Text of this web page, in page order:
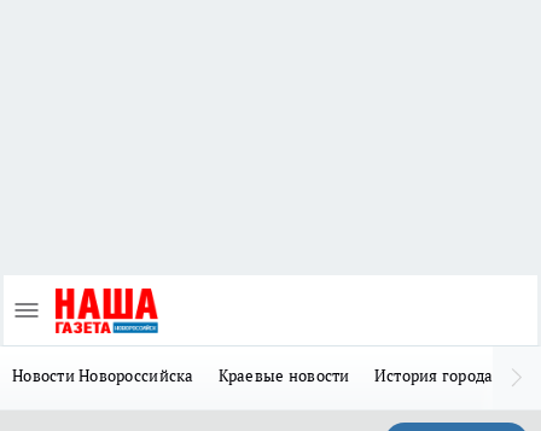
Новости Новороссийска Краевые новости История города Н